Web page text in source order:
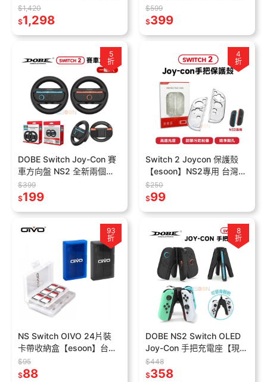
文版【esoon】任天堂 馬力
歐 3D 狂怒世界
$1,420
$1,298
包 保護包 防震防震 Switch
收納包 收納箱
$599
$399
5
折
DOBE Switch Joy-Con 賽
車方向盤 NS2 全新兩個
【台灣現貨】Joy-Con 賽車
專用 方向盤 握把
$399
$199
4
折
Switch 2 Joycon 保護殼
【esoon】NS2專用 台灣現
貨 水晶殼 手把殼 矽膠套 透
明殼 手把套
$250
$99
93
折
NS Switch OIVO 24片裝
卡帶收納盒【esoon】台灣
現貨 遊戲卡盒 卡帶盒 卡匣
卡盒 遊戲片盒 卡帶匣
$95
$88
8
折
DOBE NS2 Switch OLED
Joy-Con 手把充電座【現
貨】可變身握把 可拆卸式握
把 充電器 手把充電
$448
$358